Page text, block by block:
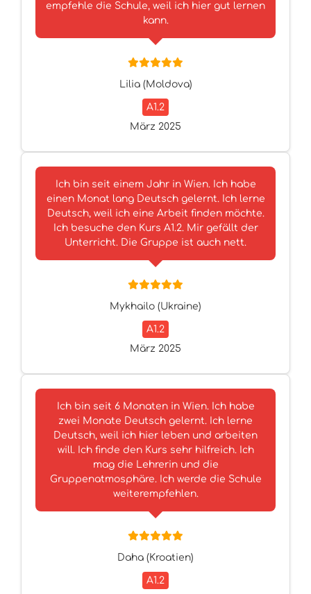
empfehle die Schule, weil ich hier gut lernen
kann.
Lilia (Moldova)
A1.2
März 2025
Ich bin seit einem Jahr in Wien. Ich habe
einen Monat lang Deutsch gelernt. Ich lerne
Deutsch, weil ich eine Arbeit finden möchte.
Ich besuche den Kurs A1.2. Mir gefällt der
Unterricht. Die Gruppe ist auch nett.
Mykhailo (Ukraine)
A1.2
März 2025
Ich bin seit 6 Monaten in Wien. Ich habe
zwei Monate Deutsch gelernt. Ich lerne
Deutsch, weil ich hier leben und arbeiten
will. Ich finde den Kurs sehr hilfreich. Ich
mag die Lehrerin und die
Gruppenatmosphäre. Ich werde die Schule
weiterempfehlen.
Daha (Kroatien)
A1.2